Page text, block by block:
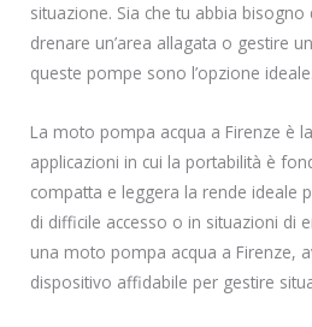
situazione. Sia che tu abbia
drenare un’area allagata o gestire
queste pompe sono l’opzione ideale.
La moto pompa acqua a Firenze è
applicazioni in cui la portabilità è
compatta e leggera la rende ideale
di difficile accesso o in situazioni di
una moto pompa acqua a Firenze,
dispositivo affidabile per gestire